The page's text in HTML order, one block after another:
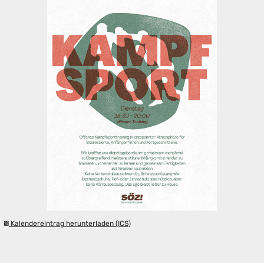
Kalendereintrag herunterladen (ICS)